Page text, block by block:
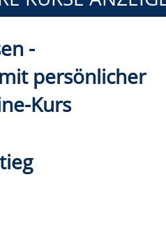
-
persönlicher
Kurs